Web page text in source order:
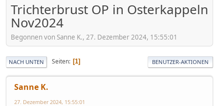
Trichterbrust OP in Osterkappeln
Nov2024
Begonnen von Sanne K., 27. Dezember 2024, 15:55:01
NACH UNTEN Seiten 1 BENUTZER-AKTIONEN
Sanne K.
27. Dezember 2024, 15:55:01